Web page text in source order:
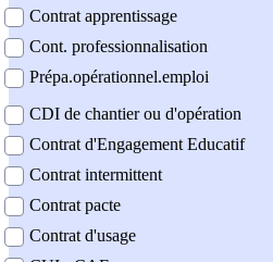
Contrat apprentissage
Cont. professionnalisation
Prépa.opérationnel.emploi
CDI de chantier ou d'opération
Contrat d'Engagement Educatif
Contrat intermittent
Contrat pacte
Contrat d'usage